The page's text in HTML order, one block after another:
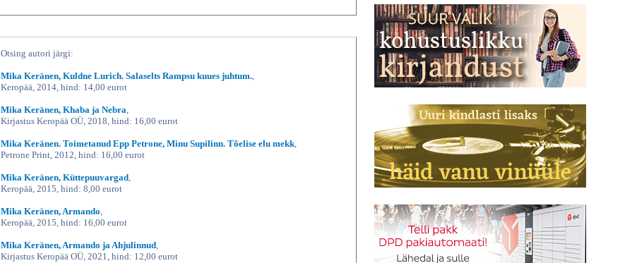
Otsing autori järgi:
Mika Keränen, Kuldne Lurich. Salaselts Rampsu kuues juhtum.,
Keropää, 2014, hind: 14,00 eurot
Mika Keränen, Khaba ja Nebra,
Kirjastus Keropää OÜ, 2018, hind: 16,00 eurot
Mika Keränen. Toimetanud Epp Petrone, Minu Supilinn. Tõelise elu mekk,
Petrone Print, 2012, hind: 16,00 eurot
Mika Keränen, Küttepuuvargad,
Keropää, 2015, hind: 8,00 eurot
Mika Keränen, Armando,
Keropää, 2015, hind: 16,00 eurot
Mika Keränen, Armando ja Ahjulinnud,
Kirjastus Keropää OÜ, 2021, hind: 12,00 eurot